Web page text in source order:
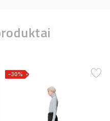
−30%